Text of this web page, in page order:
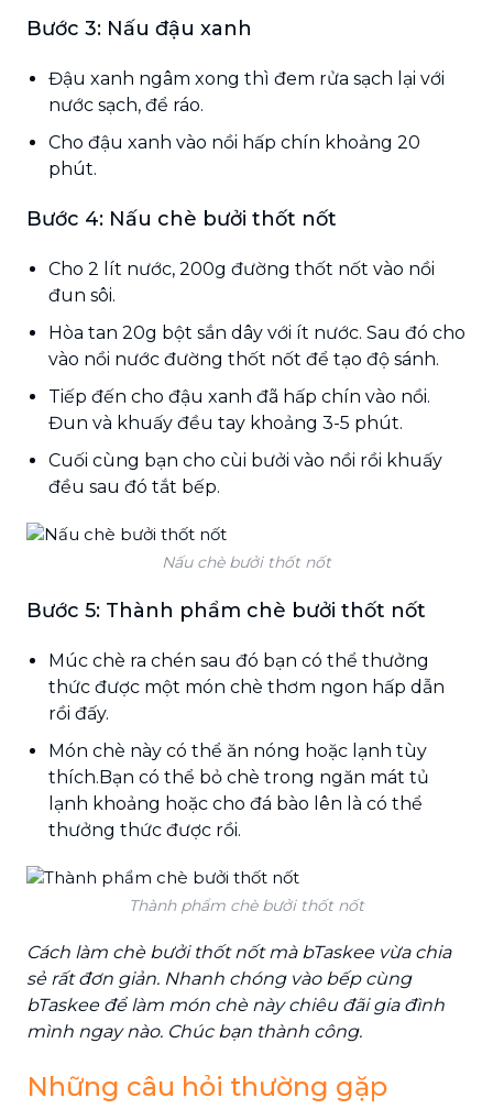
Bước 3: Nấu đậu xanh
Đậu xanh ngâm xong thì đem rửa sạch lại với
nước sạch, để ráo.
Cho đậu xanh vào nồi hấp chín khoảng 20
phút.
Bước 4: Nấu chè bưởi thốt nốt
Cho 2 lít nước, 200g đường thốt nốt vào nồi
đun sôi.
Hòa tan 20g bột sắn dây với ít nước. Sau đó cho
vào nồi nước đường thốt nốt để tạo độ sánh.
Tiếp đến cho đậu xanh đã hấp chín vào nồi.
Đun và khuấy đều tay khoảng 3-5 phút.
Cuối cùng bạn cho cùi bưởi vào nồi rồi khuấy
đều sau đó tắt bếp.
Nấu chè bưởi thốt nốt
Bước 5: Thành phẩm chè bưởi thốt nốt
Múc chè ra chén sau đó bạn có thể thưởng
thức được một món chè thơm ngon hấp dẫn
rồi đấy.
Món chè này có thể ăn nóng hoặc lạnh tùy
thích.Bạn có thể bỏ chè trong ngăn mát tủ
lạnh khoảng hoặc cho đá bào lên là có thể
thưởng thức được rồi.
Thành phẩm chè bưởi thốt nốt
Cách làm chè bưởi thốt nốt mà bTaskee vừa chia
sẻ rất đơn giản. Nhanh chóng vào bếp cùng
bTaskee để làm món chè này chiêu đãi gia đình
mình ngay nào. Chúc bạn thành công.
Những câu hỏi thường gặp